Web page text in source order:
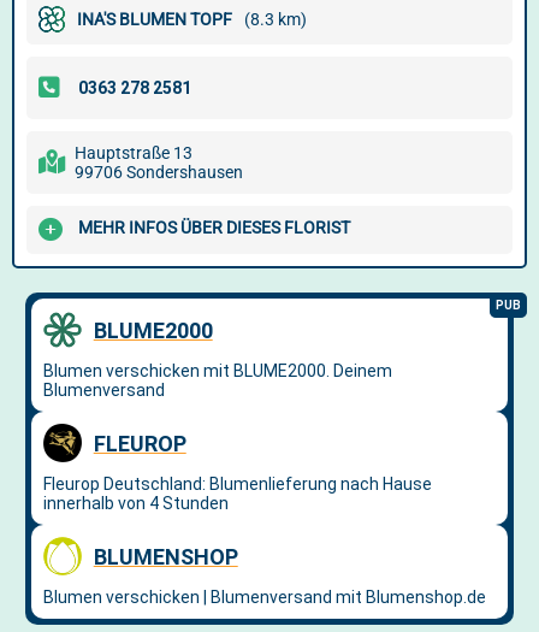
INA'S BLUMEN TOPF (8.3 km)
Hauptstraße 13
99706 Sondershausen
MEHR INFOS ÜBER DIESES FLORIST